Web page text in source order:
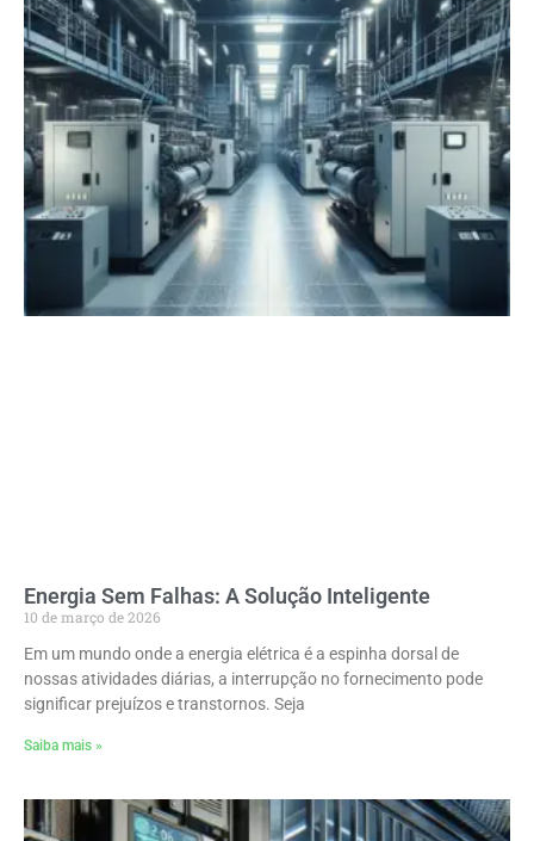
Energia Sem Falhas: A Solução Inteligente
10 de março de 2026
Em um mundo onde a energia elétrica é a espinha dorsal de
nossas atividades diárias, a interrupção no fornecimento pode
significar prejuízos e transtornos. Seja
Saiba mais »